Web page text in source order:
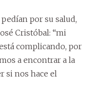
por su salud,
Cristóbal: “mi
complicando, por
a encontrar a la
si nos hace el